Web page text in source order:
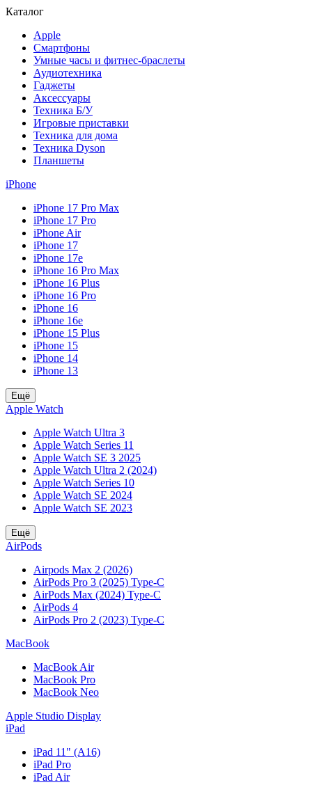
Каталог
Apple
Смартфоны
Умные часы и фитнес-браслеты
Аудиотехника
Гаджеты
Аксессуары
Техника Б/У
Игровые приставки
Техника для дома
Техника Dyson
Планшеты
iPhone
iPhone 17 Pro Max
iPhone 17 Pro
iPhone Air
iPhone 17
iPhone 17e
iPhone 16 Pro Max
iPhone 16 Plus
iPhone 16 Pro
iPhone 16
iPhone 16e
iPhone 15 Plus
iPhone 15
iPhone 14
iPhone 13
Ещё
Apple Watch
Apple Watch Ultra 3
Apple Watch Series 11
Apple Watch SE 3 2025
Apple Watch Ultra 2 (2024)
Apple Watch Series 10
Apple Watch SE 2024
Apple Watch SE 2023
Ещё
AirPods
Airpods Max 2 (2026)
AirPods Pro 3 (2025) Type-C
AirPods Max (2024) Type-C
AirPods 4
AirPods Pro 2 (2023) Type-C
MacBook
MacBook Air
MacBook Pro
MacBook Neo
Apple Studio Display
iPad
iPad 11" (A16)
iPad Pro
iPad Air